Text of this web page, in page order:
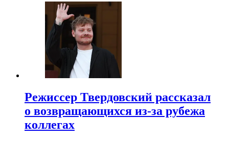
Режиссер Твердовский рассказал
о возвращающихся из-за рубежа
коллегах